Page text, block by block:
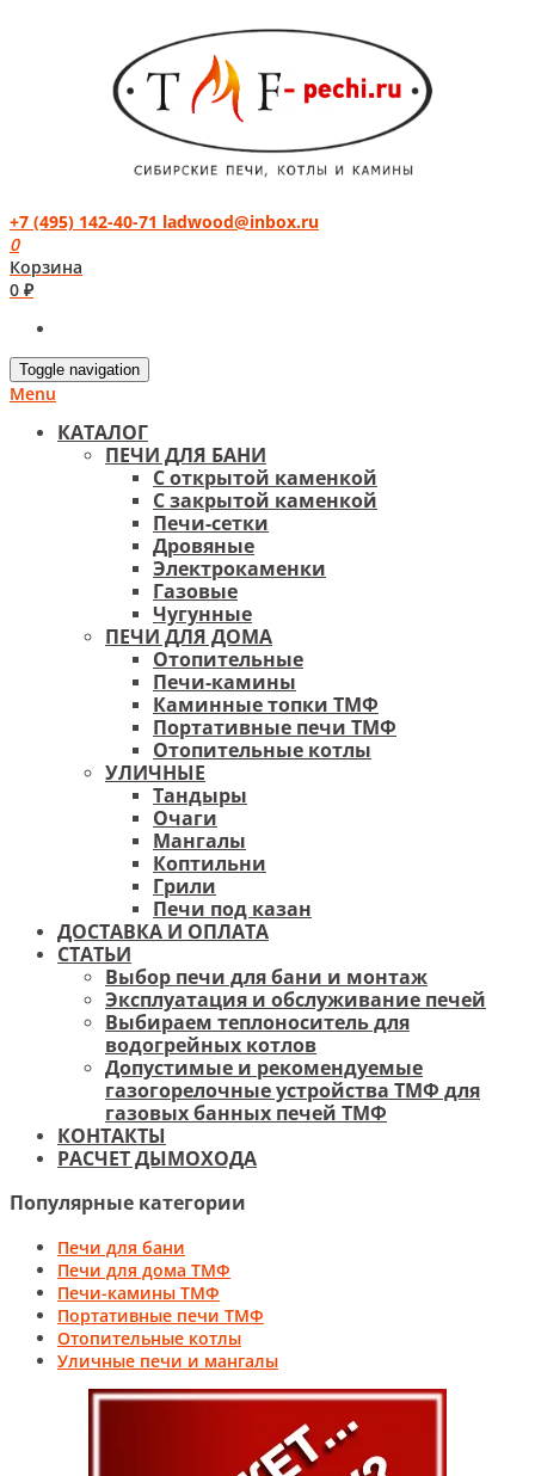
+7 (495) 142-40-71 ladwood@inbox.ru
0
Корзина
0 ₽
Toggle navigation
Menu
КАТАЛОГ
ПЕЧИ ДЛЯ БАНИ
С открытой каменкой
С закрытой каменкой
Печи-сетки
Дровяные
Электрокаменки
Газовые
Чугунные
ПЕЧИ ДЛЯ ДОМА
Отопительные
Печи-камины
Каминные топки ТМФ
Портативные печи ТМФ
Отопительные котлы
УЛИЧНЫЕ
Тандыры
Очаги
Мангалы
Коптильни
Грили
Печи под казан
ДОСТАВКА И ОПЛАТА
СТАТЬИ
Выбор печи для бани и монтаж
Эксплуатация и обслуживание печей
Выбираем теплоноситель для
водогрейных котлов
Допустимые и рекомендуемые
газогорелочные устройства ТМФ для
газовых банных печей ТМФ
КОНТАКТЫ
РАСЧЕТ ДЫМОХОДА
Популярные категории
Печи для бани
Печи для дома ТМФ
Печи-камины ТМФ
Портативные печи ТМФ
Отопительные котлы
Уличные печи и мангалы